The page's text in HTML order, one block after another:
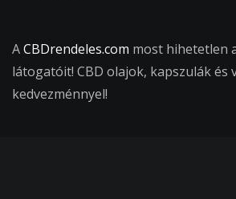
ACBDrendeles.com most hihetetlen
látogatóit! CBD olajok, kapszulák és
kedvezménnyel!